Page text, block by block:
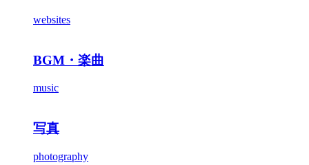
websites
BGM・楽曲
music
写真
photography